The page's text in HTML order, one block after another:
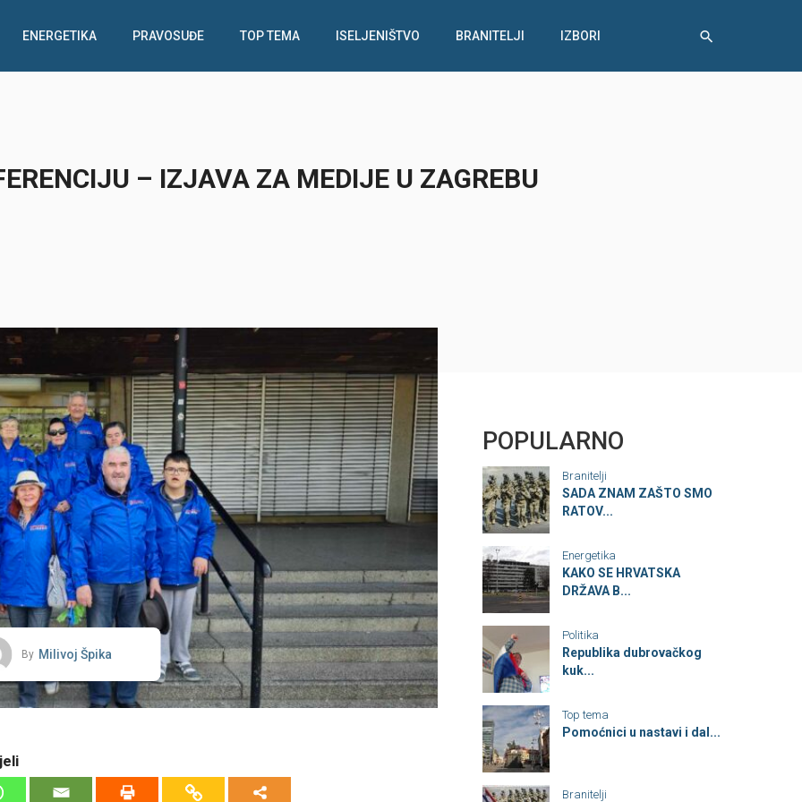
ENERGETIKA PRAVOSUĐE TOP TEMA ISELJENIŠTVO BRANITELJI IZBORI
– IZJAVA ZA MEDIJE U ZAGREBU
By Milivoj Špika
POPULARNO
Branitelji
SADA ZNAM ZAŠTO SMO
RATOV...
Energetika
KAKO SE HRVATSKA
DRŽAVA B...
Politika
Republika dubrovačkog
kuk...
Top tema
Pomoćnici u nastavi i dal...
Branitelji